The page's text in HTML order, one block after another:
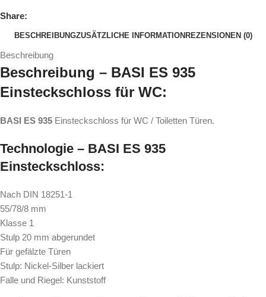
Share:
BESCHREIBUNGZUSÄTZLICHE INFORMATION REZENSIONEN (0)
Beschreibung
Beschreibung – BASI ES 935
Einsteckschloss für WC:
BASI ES 935 Einsteckschloss für WC / Toiletten Türen.
Technologie – BASI ES 935
Einsteckschloss:
Nach DIN 18251-1
55/78/8 mm
Klasse 1
Stulp 20 mm abgerundet
Für gefälzte Türen
Stulp: Nickel-Silber lackiert
Falle und Riegel: Kunststoff